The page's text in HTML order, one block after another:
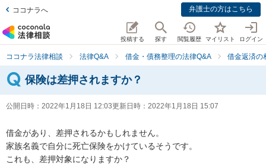
ココナラへ 弁護士の方はこちら
投稿する 探す 閲覧履歴 マイリスト ログイン
ココナラ法律相談 法律Q&A 借金・債務整理の法律Q&A 借金返済の
保険は差押されますか？
公開日時： 2022年1月18日 12:03更新日時： 2022年1月18日 15:07
借金があり、差押されるかもしれません。
家族名義で自分に死亡保険をかけているそうです。
これも、差押対象になりますか？